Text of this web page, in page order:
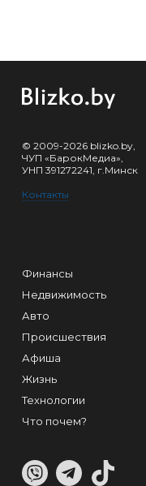
© 2009-2026 blizko.by,
ЧУП «БарокМедиа»,
УНП 391272241, г.Минск
Контакты
Финансы
Недвижимость
Авто
Происшествия
Афиша
Жизнь
Технологии
Что почем?